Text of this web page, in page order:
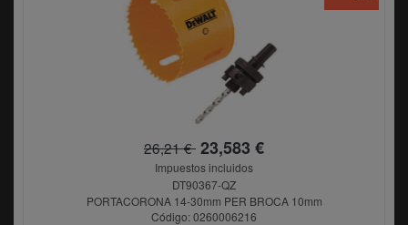
26,21 € 23,583 €
Impuestos incluidos
DT90367-QZ
PORTACORONA 14-30mm PER BROCA 10mm
Código: 0260006216